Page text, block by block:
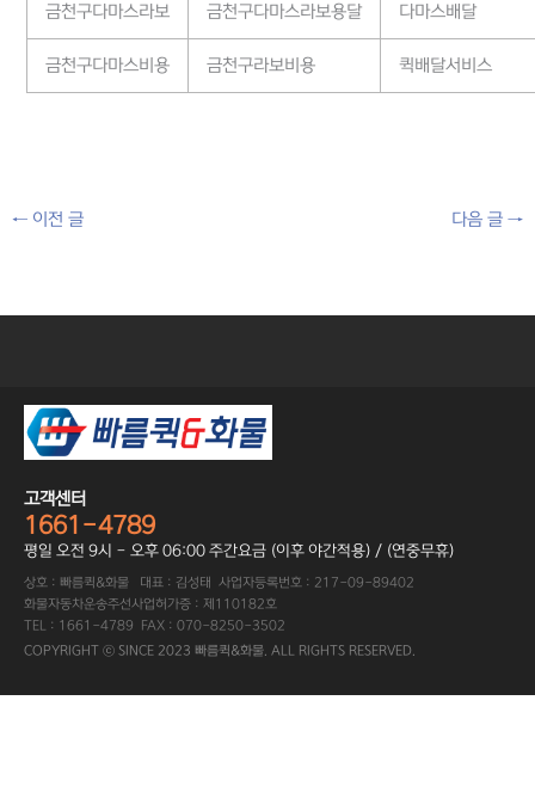
금천구다마스라보 금천구다마스라보용달 다마스배달
금천구다마스비용 금천구라보비용 퀵배달서비스
←이전 글 다음 글→
고객센터
1661-4789
평일 오전 9시 - 오후 06:00 주간요금 (이후 야간적용) / (연중무휴)
상호 : 빠름퀵&화물 대표 : 김성태 사업자등록번호 : 217-09-89402
화물자동차운송주선사업허가증 : 제110182호
TEL : 1661-4789 FAX : 070-8250-3502
COPYRIGHT ⓒ SINCE 2023 빠름퀵&화물. ALL RIGHTS RESERVED.